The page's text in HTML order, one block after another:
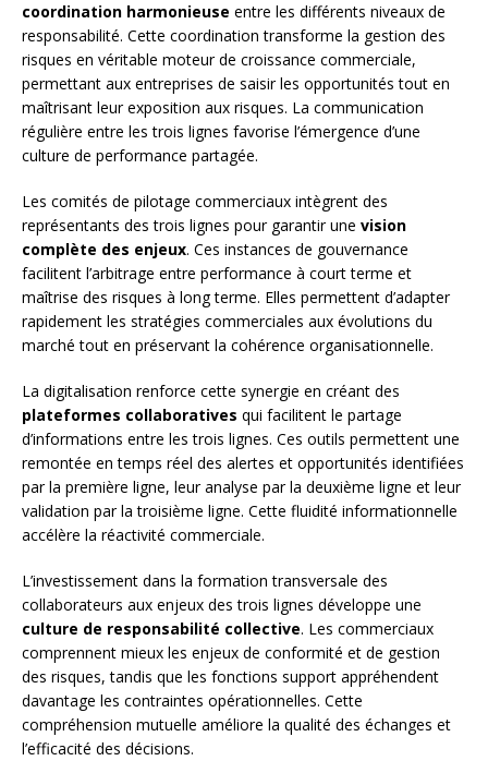
coordination harmonieuse entre les différents niveaux de
responsabilité. Cette coordination transforme la gestion des
risques en véritable moteur de croissance commerciale,
permettant aux entreprises de saisir les opportunités tout en
maîtrisant leur exposition aux risques. La communication
régulière entre les trois lignes favorise l’émergence d’une
culture de performance partagée.
Les comités de pilotage commerciaux intègrent des
représentants des trois lignes pour garantir une vision
complète des enjeux. Ces instances de gouvernance
facilitent l’arbitrage entre performance à court terme et
maîtrise des risques à long terme. Elles permettent d’adapter
rapidement les stratégies commerciales aux évolutions du
marché tout en préservant la cohérence organisationnelle.
La digitalisation renforce cette synergie en créant des
plateformes collaboratives qui facilitent le partage
d’informations entre les trois lignes. Ces outils permettent une
remontée en temps réel des alertes et opportunités identifiées
par la première ligne, leur analyse par la deuxième ligne et leur
validation par la troisième ligne. Cette fluidité informationnelle
accélère la réactivité commerciale.
L’investissement dans la formation transversale des
collaborateurs aux enjeux des trois lignes développe une
culture de responsabilité collective. Les commerciaux
comprennent mieux les enjeux de conformité et de gestion
des risques, tandis que les fonctions support appréhendent
davantage les contraintes opérationnelles. Cette
compréhension mutuelle améliore la qualité des échanges et
l’efficacité des décisions.